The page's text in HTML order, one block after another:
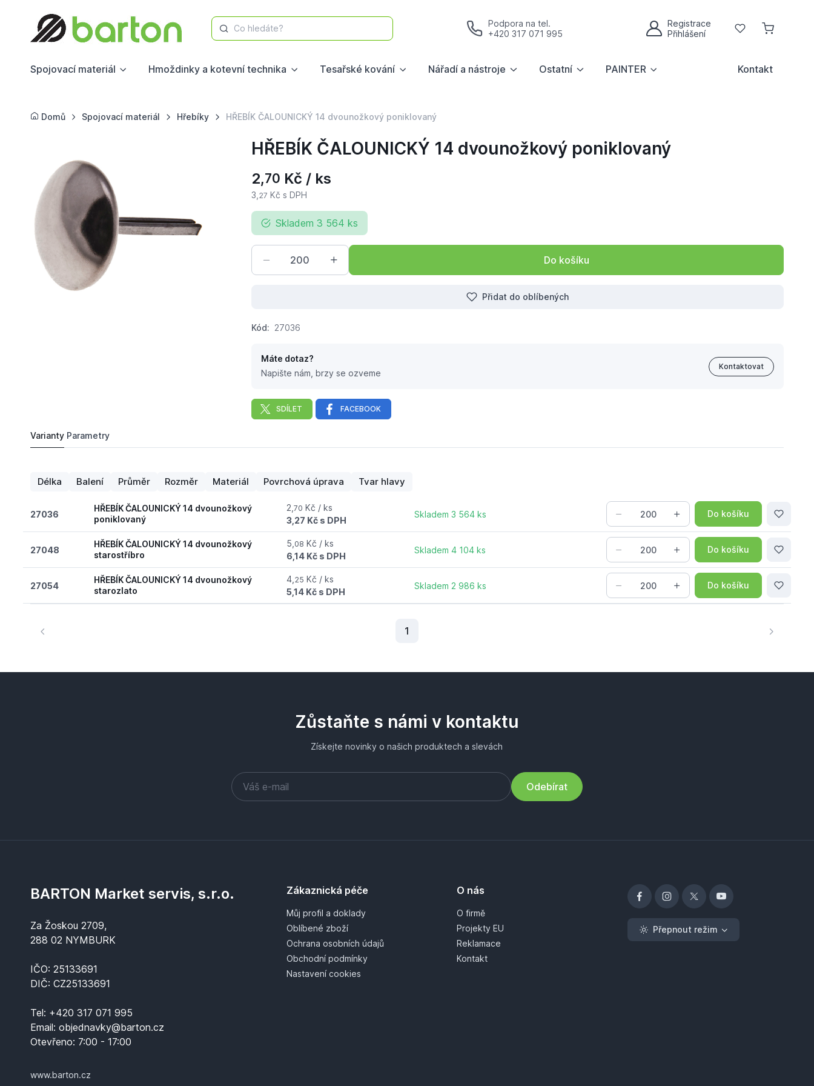
Co hledáte?
Podpora na tel.
+420 317 071 995
Registrace
Přihlášení
Oblíbené
Spojovací materiál Hmoždinky a kotevní technika Tesařské kování Nářadí a nástroje Ostatní PAINTER Kontakt
Domů Spojovací materiál Hřebíky HŘEBÍK ČALOUNICKÝ 14 dvounožkový poniklovaný
HŘEBÍK ČALOUNICKÝ 14 dvounožkový poniklovaný
2,70 Kč / ks
3, 27 Kč s DPH
Skladem 3 564 ks
Do košíku
Přidat do oblíbených
Kód: 27036
Máte dotaz?
Napište nám, brzy se ozveme
Kontaktovat
SDÍLET FACEBOOK
Varianty Parametry
Délka Balení Průměr Rozměr Materiál Povrchová úprava Tvar hlavy
27036
HŘEBÍK ČALOUNICKÝ 14 dvounožkový
poniklovaný
2, 70 Kč / ks
3,27 Kč s DPH
Skladem 3 564 ks Do košíku
27048
HŘEBÍK ČALOUNICKÝ 14 dvounožkový
starostříbro
5, 08 Kč / ks
6,14 Kč s DPH
Skladem 4 104 ks Do košíku
27054
HŘEBÍK ČALOUNICKÝ 14 dvounožkový
starozlato
4, 25 Kč / ks
5,14 Kč s DPH
Skladem 2 986 ks Do košíku
1
Zůstaňte s námi v kontaktu
Získejte novinky o našich produktech a slevách
Odebírat
BARTON Market servis, s.r.o.
Za Žoskou 2709,
288 02 NYMBURK
IČO: 25133691
DIČ: CZ25133691
Tel: +420 317 071 995
Email: objednavky@barton.cz
Otevřeno: 7:00 - 17:00
www.barton.cz
Zákaznická péče
Můj profil a doklady
Oblíbené zboží
Ochrana osobních údajů
Obchodní podmínky
Nastavení cookies
O nás
O firmě
Projekty EU
Reklamace
Kontakt
Přepnout režim